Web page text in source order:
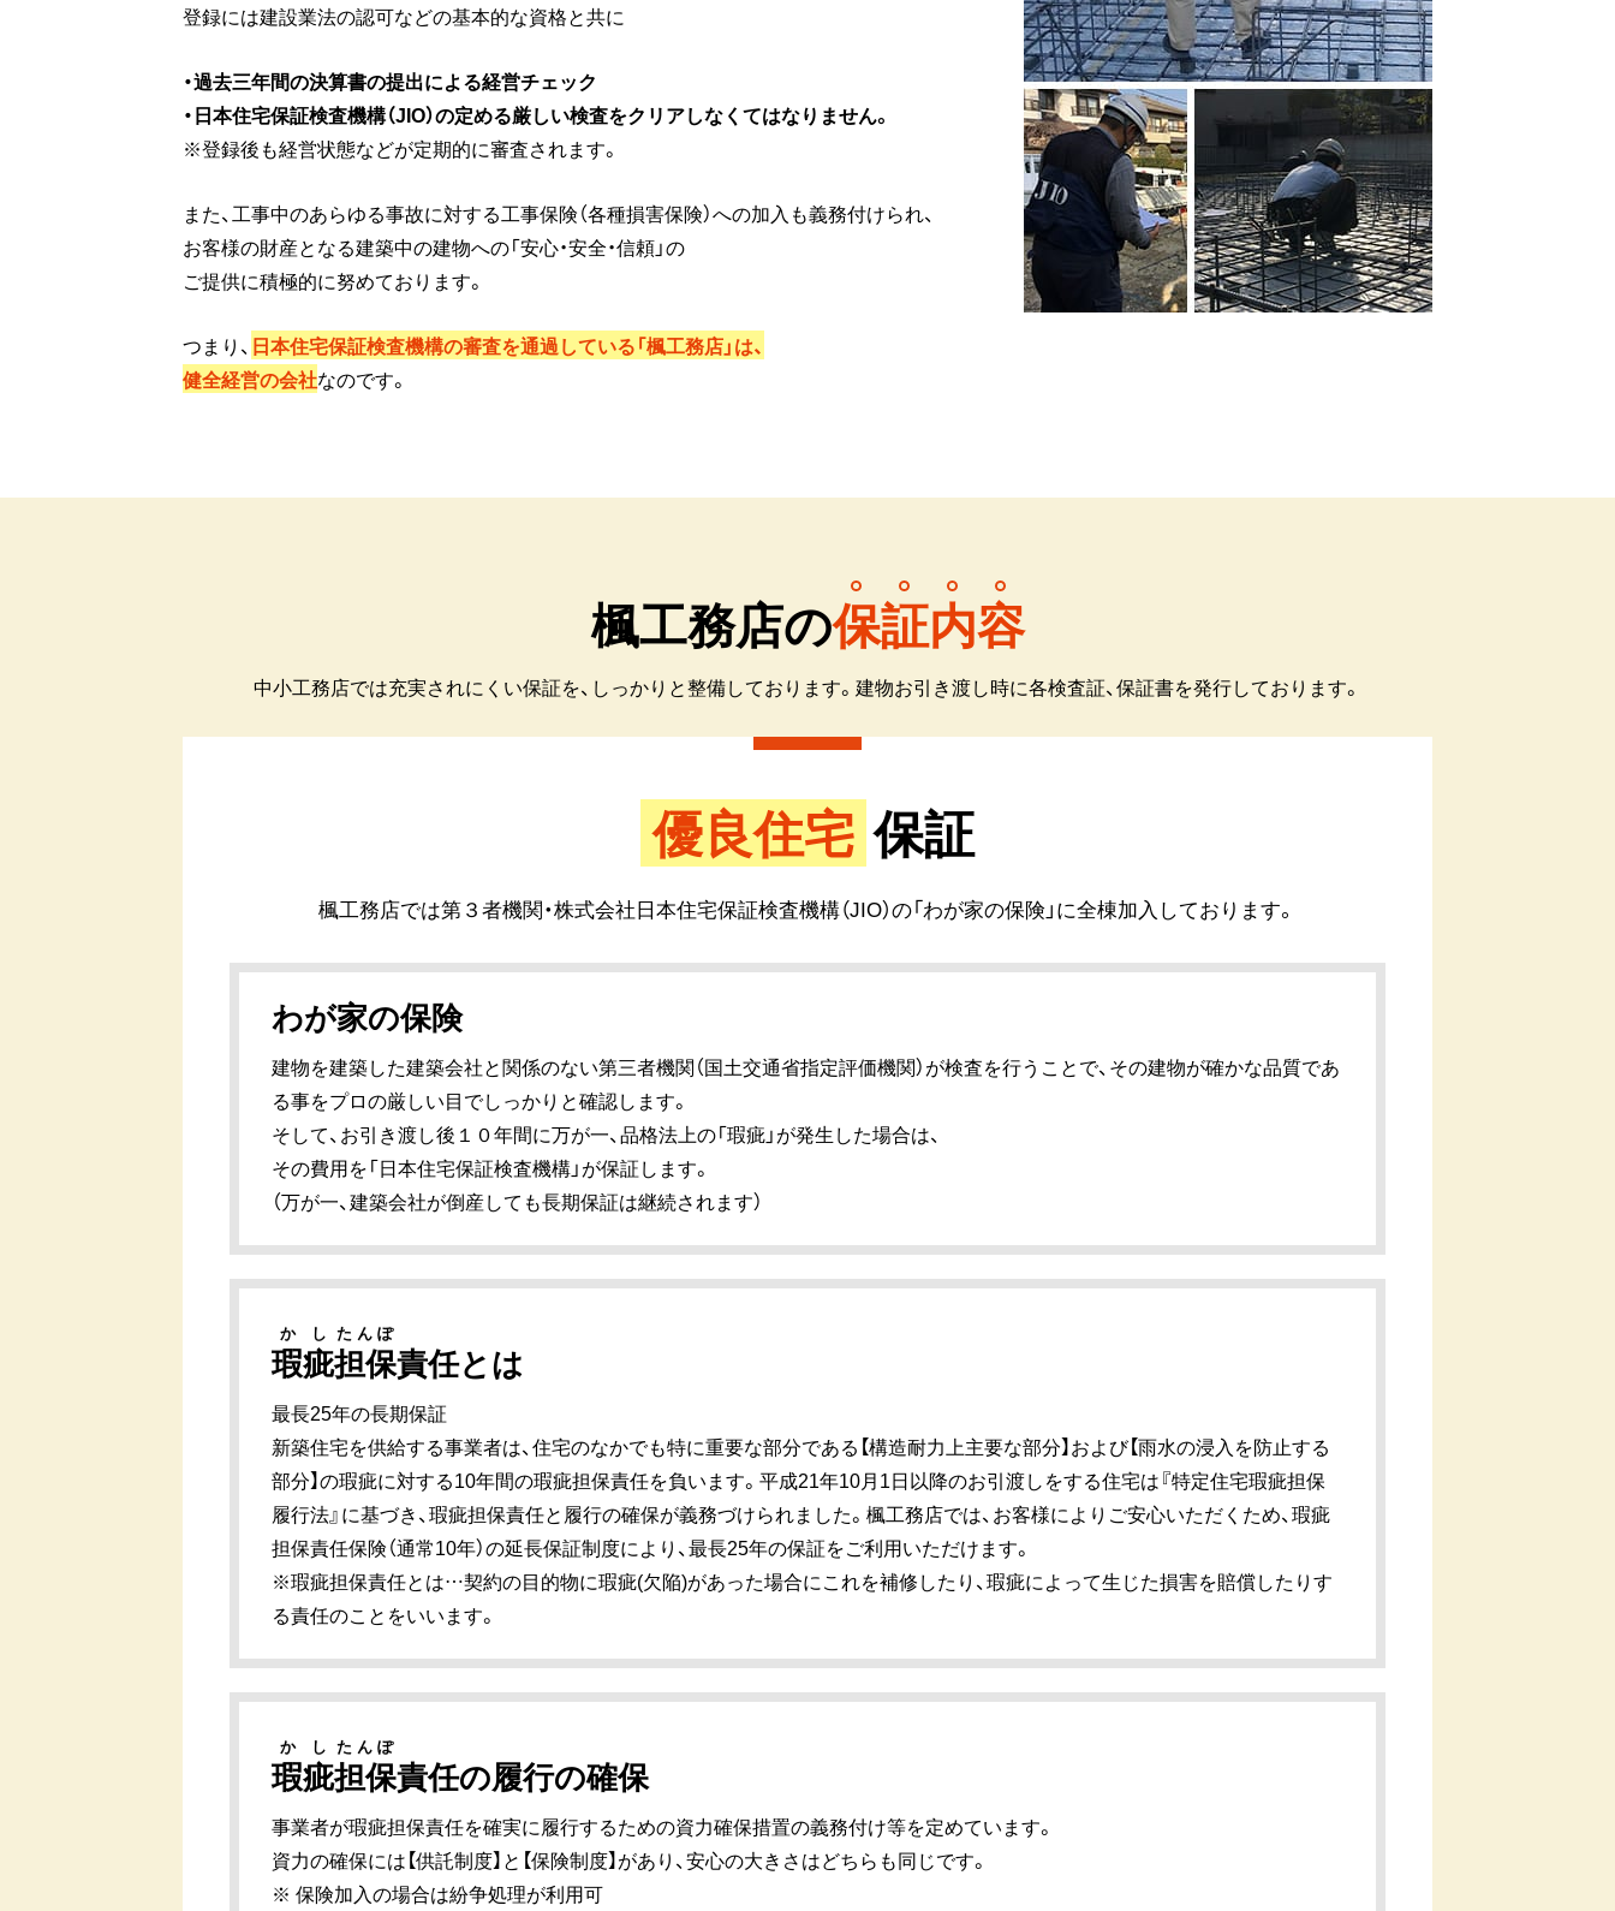
登録には建設業法の認可などの基本的な資格と共に
・過去三年間の決算書の提出による経営チェック
・日本住宅保証検査機構（JIO）の定める厳しい検査をクリアしなくてはなりません。
※登録後も経営状態などが定期的に審査されます。
また、工事中のあらゆる事故に対する工事保険（各種損害保険）への加入も義務付けられ、
お客様の財産となる建築中の建物への「安心・安全・信頼」の
ご提供に積極的に努めております。
つまり、 日本住宅保証検査機構の審査を通過している「楓工務店」は、
健全経営の会社なのです。
楓工務店の保証内容
中小工務店では充実されにくい保証を、しっかりと整備しております。建物お引き渡し時に各検査証、保証書を発行しております。
優良住宅 保証
楓工務店では第３者機関・株式会社日本住宅保証検査機構（JIO）の「わが家の保険」に全棟加入しております。
わが家の保険
建物を建築した建築会社と関係のない第三者機関（国土交通省指定評価機関）が検査を行うことで、その建物が確かな品質であ
る事をプロの厳しい目でしっかりと確認します。
そして、お引き渡し後１０年間に万が一、品格法上の「瑕疵」が発生した場合は、
その費用を「日本住宅保証検査機構」が保証します。
（万が一、建築会社が倒産しても長期保証は継続されます）
瑕疵
かし
担保
たんぽ
責任とは
最長25年の長期保証
新築住宅を供給する事業者は、住宅のなかでも特に重要な部分である【構造耐力上主要な部分】および【雨水の浸入を防止する
部分】の瑕疵に対する10年間の瑕疵担保責任を負います。平成21年10月1日以降のお引渡しをする住宅は『特定住宅瑕疵担保
履行法』に基づき、瑕疵担保責任と履行の確保が義務づけられました。楓工務店では、お客様によりご安心いただくため、瑕疵
担保責任保険（通常10年）の延長保証制度により、最長25年の保証をご利用いただけます。
※瑕疵担保責任とは…契約の目的物に瑕疵(欠陥)があった場合にこれを補修したり、瑕疵によって生じた損害を賠償したりす
る責任のことをいいます。
瑕疵
かし
担保
たんぽ
責任の履行の確保
事業者が瑕疵担保責任を確実に履行するための資力確保措置の義務付け等を定めています。
資力の確保には【供託制度】と【保険制度】があり、安心の大きさはどちらも同じです。
※ 保険加入の場合は紛争処理が利用可